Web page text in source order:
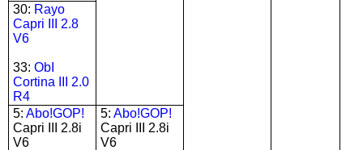
30: Rayo
Capri III 2.8
V6
33: ObI
Cortina III 2.0
R4
5: Abo!GOP!
Capri III 2.8i
V6
5: Abo!GOP!
Capri III 2.8i
V6